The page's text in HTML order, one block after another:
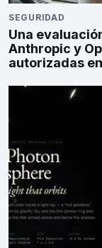
SEGURIDAD
Una
Anthropic y
autorizadas